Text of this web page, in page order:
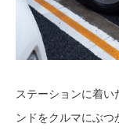
ステーションに着
ンドをクルマにぶつ